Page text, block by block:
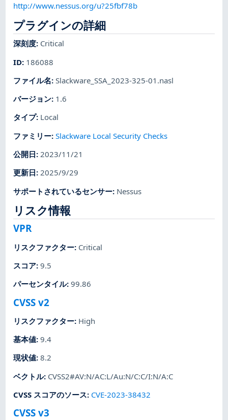
http://www.nessus.org/u?25fbf78b
プラグインの詳細
深刻度: Critical
ID: 186088
ファイル名:Slackware_SSA_2023-325-01.nasl
バージョン: 1.6
タイプ: Local
ファミリー:Slackware Local Security Checks
公開日:2023/11/21
更新日:2025/9/29
サポートされているセンサー: Nessus
リスク情報
VPR
リスクファクター: Critical
スコア:9.5
パーセンタイル:99.86
CVSS v2
リスクファクター: High
基本値:9.4
現状値:8.2
ベクトル: CVSS2#AV:N/AC:L/Au:N/C:C/I:N/A:C
CVSS スコアのソース: CVE-2023-38432
CVSS v3